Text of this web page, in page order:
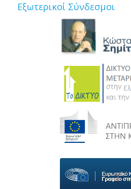
Εξωτερικοί Σύνδεσμοι